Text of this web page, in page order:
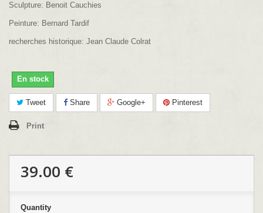
Sculpture: Benoit Cauchies
Peinture: Bernard Tardif
recherches historique: Jean Claude Colrat
En stock
Tweet Share Google+ Pinterest
Print
39.00 €
Quantity